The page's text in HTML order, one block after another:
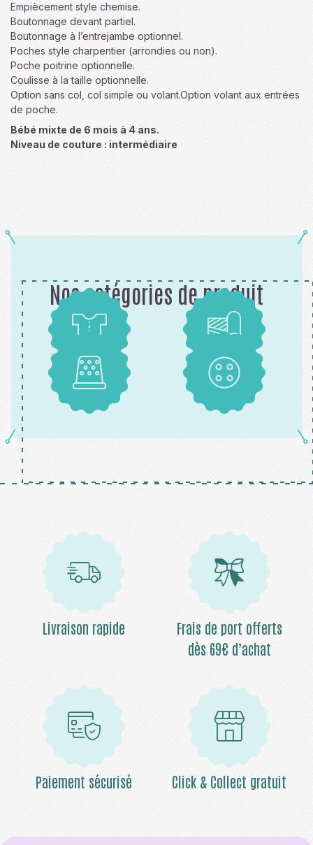
Empiècement style chemise.
Boutonnage devant partiel.
Boutonnage à l’entrejambe optionnel.
Poches style charpentier (arrondies ou non).
Poche poitrine optionnelle.
Coulisse à la taille optionnelle.
Option sans col, col simple ou volant.Option volant aux entrées
de poche.
Bébé mixte de 6 mois à 4 ans.
Niveau de couture : intermédiaire
Nos catégories de produit
Patrons Tissus
Mercerie Boutons
Livraison rapide
Frais de port offerts
dès 69€ d’achat
Paiement sécurisé Click & Collect gratuit